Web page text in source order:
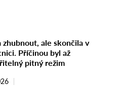
zhubnout, ale skončila v
Příčinou byl až
pitný režim